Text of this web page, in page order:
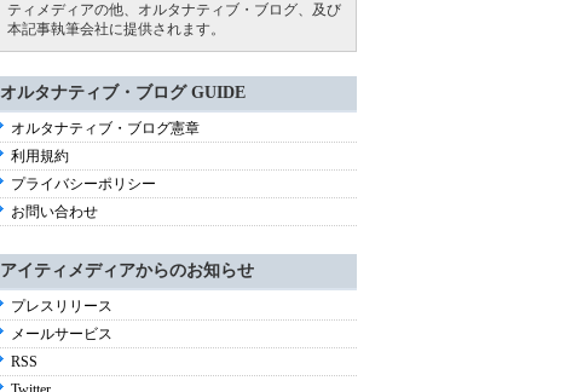
ティメディアの他、オルタナティブ・ブログ、及び
本記事執筆会社に提供されます。
オルタナティブ・ブログ GUIDE
オルタナティブ・ブログ憲章
利用規約
プライバシーポリシー
お問い合わせ
アイティメディアからのお知らせ
プレスリリース
メールサービス
RSS